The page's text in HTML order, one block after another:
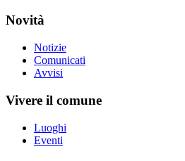
Novità
Notizie
Comunicati
Avvisi
Vivere il comune
Luoghi
Eventi